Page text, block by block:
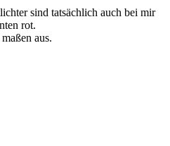
sind tatsächlich auch bei mir
rot.
aus.